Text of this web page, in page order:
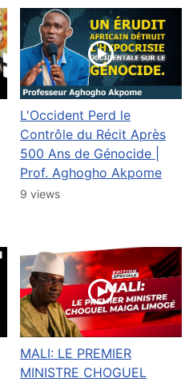
L'Occident Perd le
Contrôle du Récit Après
500 Ans de Génocide |
Prof. Aghogho Akpome
9 views
MALI: LE PREMIER
MINISTRE CHOGUEL